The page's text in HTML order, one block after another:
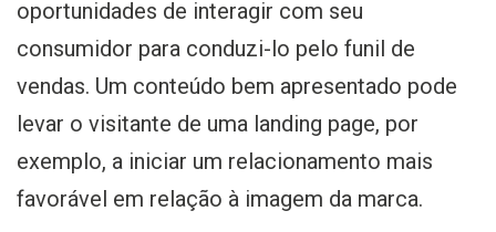
oportunidades de interagir com seu
consumidor para conduzi-lo pelo funil de
vendas. Um conteúdo bem apresentado pode
levar o visitante de uma landing page, por
exemplo, a iniciar um relacionamento mais
favorável em relação à imagem da marca.